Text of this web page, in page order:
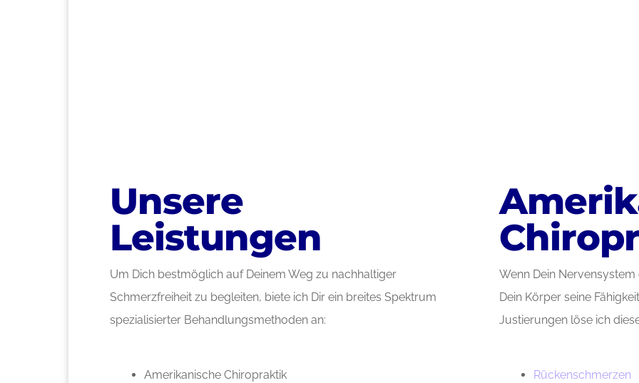
Unsere
Leistungen
Um Dich bestmöglich auf Deinem Weg zu nachhaltiger
Schmerzfreiheit zu begleiten, biete ich Dir ein breites Spektrum
spezialisierter Behandlungsmethoden an:
Amerikanische Chiropraktik
Wenn Dein
Dein Körper seine
Justierungen löse ich
Rückenschmerzen